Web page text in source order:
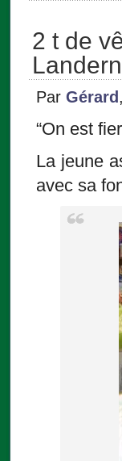
2 t de
Par Gérard
“On est
La jeune
avec sa